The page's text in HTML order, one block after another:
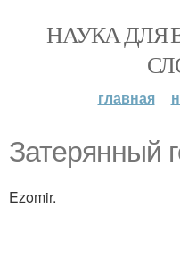
НАУКА ДЛЯ
главная
Затерянный
Ezomir.